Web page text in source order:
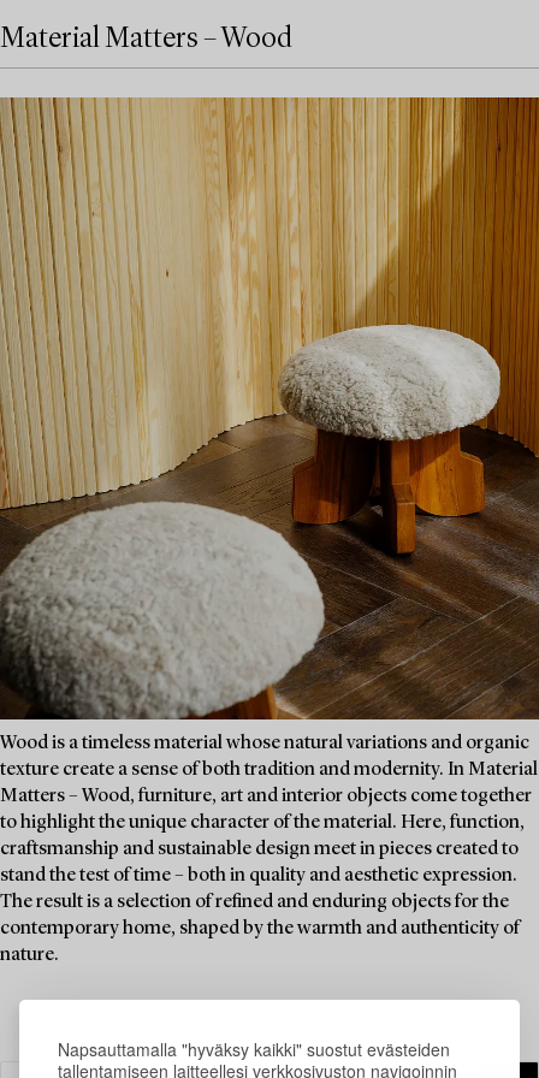
Napsauttamalla "hyväksy kaikki" suostut evästeiden
tallentamiseen laitteellesi verkkosivuston navigoinnin
Material Matters – Wood
Wood is a timeless material whose natural variations and organic
texture create a sense of both tradition and modernity. In Material
Matters – Wood, furniture, art and interior objects come together
to highlight the unique character of the material. Here, function,
craftsmanship and sustainable design meet in pieces created to
stand the test of time – both in quality and aesthetic expression.
The result is a selection of refined and enduring objects for the
contemporary home, shaped by the warmth and authenticity of
nature.